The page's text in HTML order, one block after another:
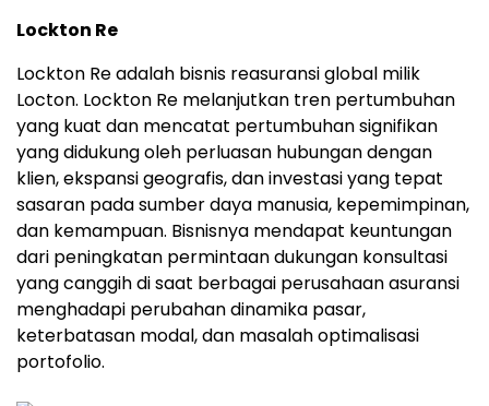
Lockton Re
Lockton Re adalah bisnis reasuransi global milik
Locton. Lockton Re melanjutkan tren pertumbuhan
yang kuat dan mencatat pertumbuhan signifikan
yang didukung oleh perluasan hubungan dengan
klien, ekspansi geografis, dan investasi yang tepat
sasaran pada sumber daya manusia, kepemimpinan,
dan kemampuan. Bisnisnya mendapat keuntungan
dari peningkatan permintaan dukungan konsultasi
yang canggih di saat berbagai perusahaan asuransi
menghadapi perubahan dinamika pasar,
keterbatasan modal, dan masalah optimalisasi
portofolio.